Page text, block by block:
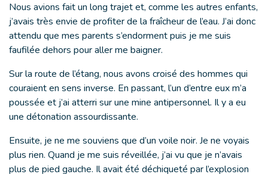
Nous avions fait un long trajet et, comme les autres enfants,
j’avais très envie de profiter de la fraîcheur de l’eau. J’ai donc
attendu que mes parents s’endorment puis je me suis
faufilée dehors pour aller me baigner.
Sur la route de l’étang, nous avons croisé des hommes qui
couraient en sens inverse. En passant, l’un d’entre eux m’a
poussée et j’ai atterri sur une mine antipersonnel. Il y a eu
une détonation assourdissante.
Ensuite, je ne me souviens que d’un voile noir. Je ne voyais
plus rien. Quand je me suis réveillée, j’ai vu que je n’avais
plus de pied gauche. Il avait été déchiqueté par l’explosion